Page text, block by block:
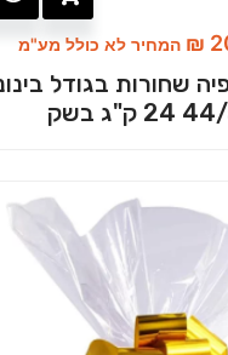
₪ המחיר לא כולל מע"מ
שחורות בגודל
ק"ג בשק